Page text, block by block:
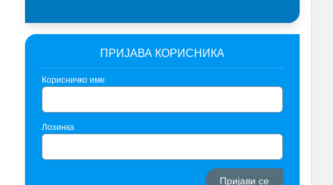
ПРИЈАВА КОРИСНИКА
Корисничко име
Лозинка